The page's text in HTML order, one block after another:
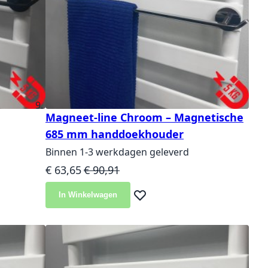
Magneet-line Chroom – Magnetische
685 mm handdoekhouder
Binnen 1-3 werkdagen geleverd
Speciale prijs
€ 63,65Normale prijs
€ 90,91
In Winkelwagen Voeg toe aan verlanglijst